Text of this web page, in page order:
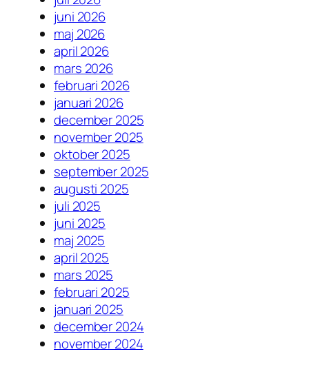
juni 2026
maj 2026
april 2026
mars 2026
februari 2026
januari 2026
december 2025
november 2025
oktober 2025
september 2025
augusti 2025
juli 2025
juni 2025
maj 2025
april 2025
mars 2025
februari 2025
januari 2025
december 2024
november 2024